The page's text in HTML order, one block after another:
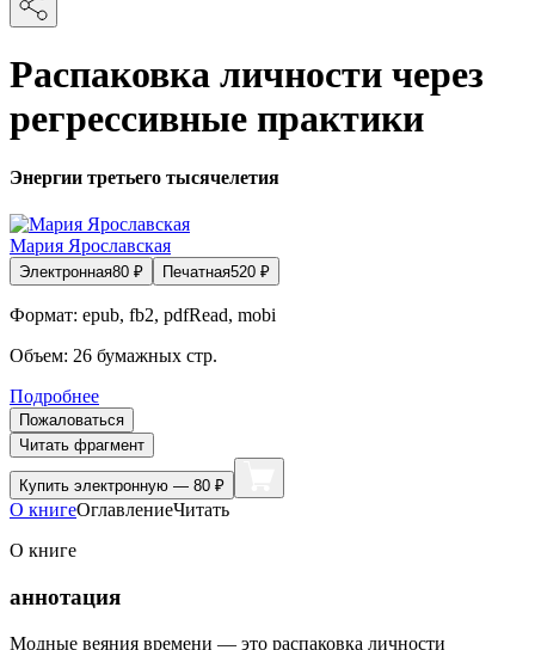
Распаковка личности через
регрессивные практики
Энергии третьего тысячелетия
Мария Ярославская
Электронная80 ₽ Печатная520 ₽
Формат: epub, fb2, pdfRead, mobi
Объем: 26 бумажных стр.
Подробнее
Пожаловаться
Читать фрагмент
Купить электронную — 80 ₽
О книгеОглавлениеЧитать
О книге
аннотация
Модные веяния времени — это распаковка личности